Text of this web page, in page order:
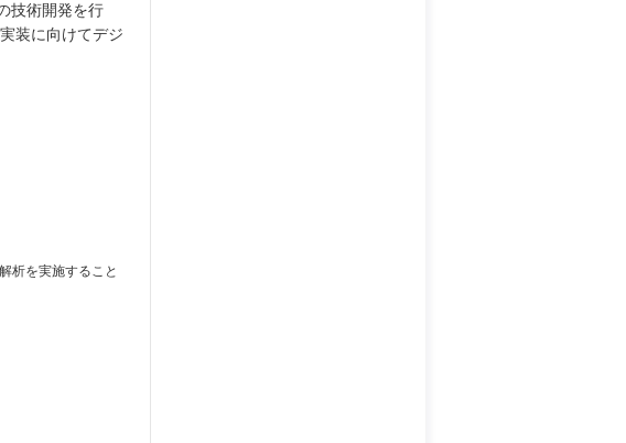
技術開発を行
装に向けてデジ
析を実施すること